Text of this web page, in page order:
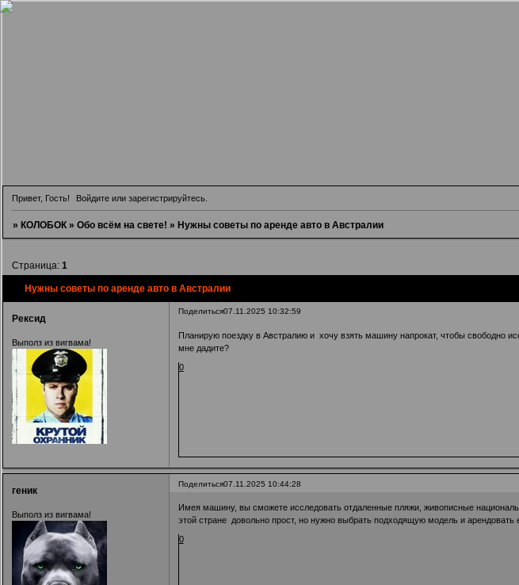
Привет, Гость! Войдите илизарегистрируйтесь
» КОЛОБОК » Обо всём на свете! » Нужны советы по аренде авто в Австралии
Нужны советы по аренде авто в Австралии
Страница: 1
Поделиться07.11.2025 10:32:59
Рексид
Выполз из вигвама!
Планирую поездку в Австралию и хочу взять машину напрокат, чтобы свободно
мне дадите?
0
Поделиться07.11.2025 10:44:28
геник
Выполз из вигвама!
Имея машину, вы сможете исследовать отдаленные пляжи, живописные
этой стране довольно прост, но нужно выбрать подходящую модель и
0